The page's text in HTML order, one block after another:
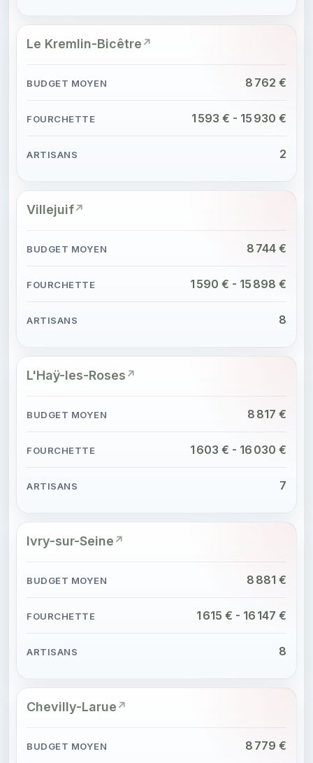
Le Kremlin-Bicêtre
8 762 €
1 593 € - 15 930 €
2
Villejuif
8 744 €
1 590 € - 15 898 €
8
L'Haÿ-les-Roses
8 817 €
1 603 € - 16 030 €
7
Ivry-sur-Seine
8 881 €
1 615 € - 16 147 €
8
Chevilly-Larue
8 779 €